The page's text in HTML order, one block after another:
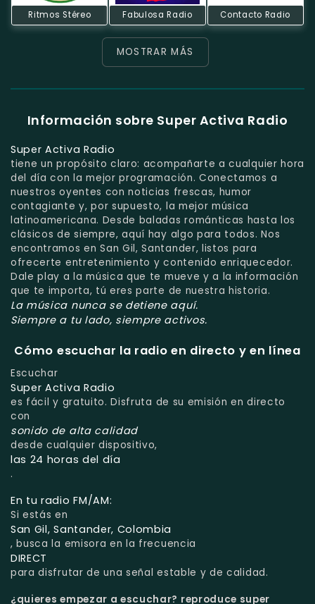
Ritmos Stéreo Fabulosa Radio Contacto Radio
MOSTRAR MÁS
Información sobre Super Activa Radio
Super Activa Radio
tiene un propósito claro: acompañarte a cualquier hora
del día con la mejor programación. Conectamos a
nuestros oyentes con noticias frescas, humor
contagiante y, por supuesto, la mejor música
latinoamericana. Desde baladas románticas hasta los
clásicos de siempre, aquí hay algo para todos. Nos
encontramos en San Gil, Santander, listos para
ofrecerte entretenimiento y contenido enriquecedor.
Dale play a la música que te mueve y a la información
que te importa, tú eres parte de nuestra historia.
La música nunca se detiene aquí.
Siempre a tu lado, siempre activos.
Cómo escuchar la radio en directo y en línea
Escuchar
Super Activa Radio
es fácil y gratuito. Disfruta de su emisión en directo
con
sonido de alta calidad
desde cualquier dispositivo,
las 24 horas del día
.
En tu radio FM/AM:
Si estás en
San Gil, Santander, Colombia
, busca la emisora en la frecuencia
DIRECT
para disfrutar de una señal estable y de calidad.
¿quieres empezar a escuchar? reproduce super